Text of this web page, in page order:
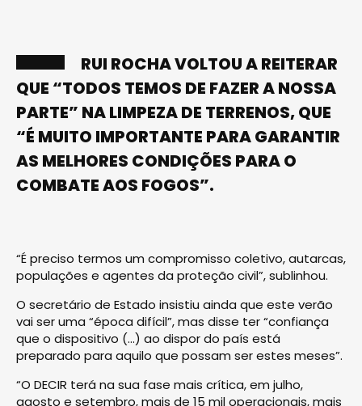
RUI ROCHA VOLTOU A REITERAR
QUE “TODOS TEMOS DE FAZER A NOSSA
PARTE” NA LIMPEZA DE TERRENOS, QUE
“É MUITO IMPORTANTE PARA GARANTIR
AS MELHORES CONDIÇÕES PARA O
COMBATE AOS FOGOS”.
“É preciso termos um compromisso coletivo, autarcas,
populações e agentes da proteção civil”, sublinhou.
O secretário de Estado insistiu ainda que este verão
vai ser uma “época difícil”, mas disse ter “confiança
que o dispositivo (…) ao dispor do país está
preparado para aquilo que possam ser estes meses”.
“O DECIR terá na sua fase mais crítica, em julho,
agosto e setembro, mais de 15 mil operacionais, mais